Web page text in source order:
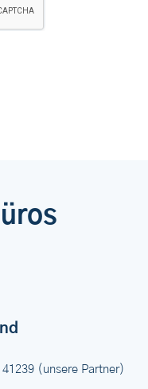
(unsere Partner)